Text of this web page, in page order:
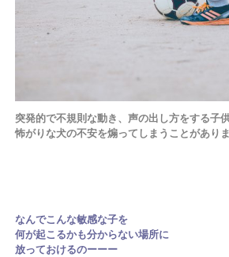
突発的で不規則な動き、声の出し方をする子供
怖がりな犬の不安を煽ってしまうことがあり
なんでこんな敏感な子を
何が起こるかも分からない場所に
放っておけるのーーー